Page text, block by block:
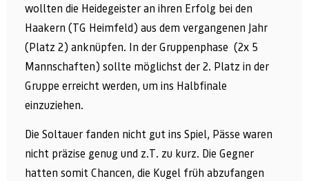
wollten die Heidegeister an ihren Erfolg bei den
Haakern (TG Heimfeld) aus dem vergangenen Jahr
(Platz 2) anknüpfen. In der Gruppenphase (2x 5
Mannschaften) sollte möglichst der 2. Platz in der
Gruppe erreicht werden, um ins Halbfinale
einzuziehen.
Die Soltauer fanden nicht gut ins Spiel, Pässe waren
nicht präzise genug und z.T. zu kurz. Die Gegner
hatten somit Chancen, die Kugel früh abzufangen